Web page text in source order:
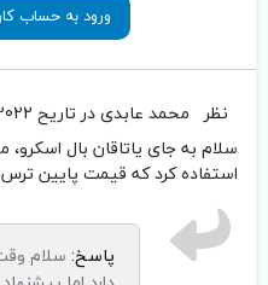
ورود به حساب
نظر محمد عابدیدر تاریح 2022-12-23 11:40:56
سلام به جای یاتاقان بال
استفاده کرد که قیمت پایین ترس
پاسخ: سلام